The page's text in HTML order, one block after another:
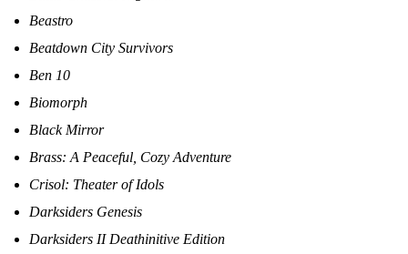
Beastro
Beatdown City Survivors
Ben 10
Biomorph
Black Mirror
Brass: A Peaceful, Cozy Adventure
Crisol: Theater of Idols
Darksiders Genesis
Darksiders II Deathinitive Edition